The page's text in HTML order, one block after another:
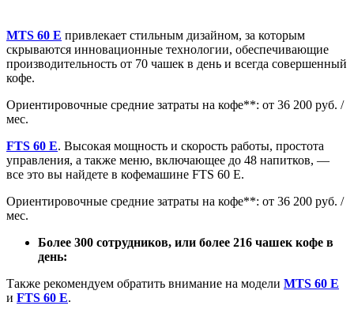
MTS 60 E привлекает стильным дизайном, за которым
скрываются инновационные технологии, обеспечивающие
производительность от 70 чашек в день и всегда совершенный
кофе.
Ориентировочные средние затраты на кофе**: от 36 200 руб. /
мес.
FTS 60 E. Высокая мощность и скорость работы, простота
управления, а также меню, включающее до 48 напитков, —
все это вы найдете в кофемашине FTS 60 E.
Ориентировочные средние затраты на кофе**: от 36 200 руб. /
мес.
Более 300 сотрудников, или более 216 чашек кофе в
день:
Также рекомендуем обратить внимание на модели MTS 60 E
и FTS 60 E.